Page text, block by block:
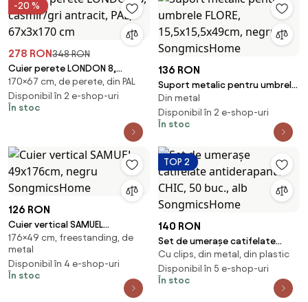
-20 %
278 RON348 RON
Cuier perete LONDON 8,
casmir/gri antracit, PAL,
67x3x170 cm
170×67 cm, de perete, din PAL
Disponibil în 2 e-shop-uri
În stoc
136 RON
Suport metalic pentru umbrele
FLORE, 15,5x15,5x49cm, negru
SongmicsHome
Din metal
Disponibil în 2 e-shop-uri
În stoc
126 RON
Cuier vertical SAMUEL
49x176cm, negru
SongmicsHome
176×49 cm, freestanding, de
metal
Disponibil în 4 e-shop-uri
În stoc
TOP 2
140 RON
Set de umerașe catifelate
antiderapante CHIC, 50 buc.,
alb SongmicsHome
Cu clips, din metal, din plastic
Disponibil în 5 e-shop-uri
În stoc